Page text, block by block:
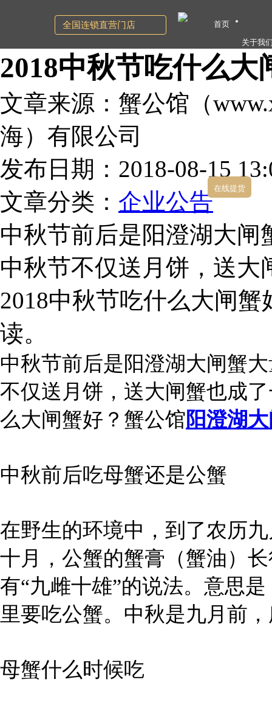
2018中秋节吃什么大
文章来源：蟹公馆（
海）有限公司
发布日期：2018-08-15
文章分类： 企业公告
中秋节前后是阳澄湖大
中秋节不仅送月饼，送
2018中秋节吃什么大闸
读。
中秋节前后是阳澄湖大闸蟹
不仅送月饼，送大闸蟹也成
么大闸蟹好？蟹公馆阳澄湖
中秋前后吃母蟹还是公蟹
在野生的环境中，到了农历
十月，公蟹的蟹膏（蟹油）
有“九雌十雄”的说法。意思
里要吃公蟹。中秋是九月前
母蟹什么时候吃
全国连锁直营门店
首页
关于我
在线提货